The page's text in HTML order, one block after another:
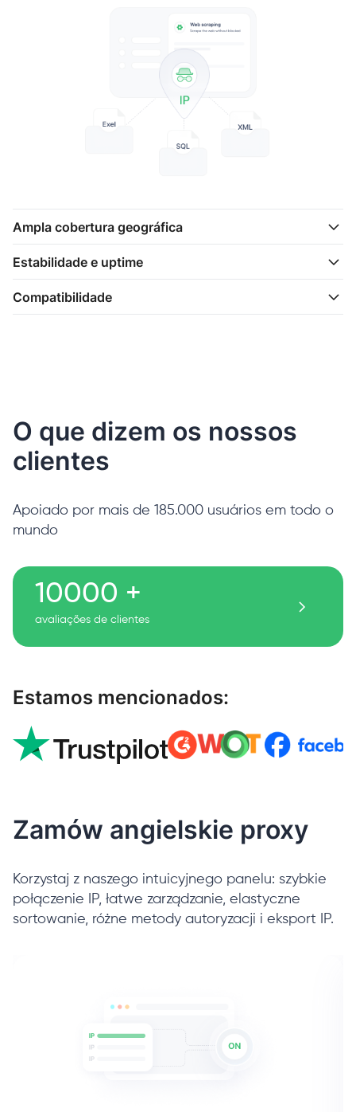
Ampla cobertura geográfica
Estabilidade e uptime
Compatibilidade
O que dizem os nossos
clientes
Apoiado por mais de 185.000 usuários em todo o
mundo
10000 +
avaliações de clientes
Estamos mencionados:
Zamów angielskie proxy
Korzystaj z naszego intuicyjnego panelu: szybkie
połączenie IP, łatwe zarządzanie, elastyczne
sortowanie, różne metody autoryzacji i eksport IP.